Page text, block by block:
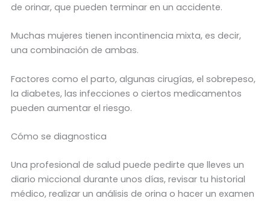
de orinar, que pueden terminar en un accidente.
Muchas mujeres tienen incontinencia mixta, es decir,
una combinación de ambas.
Factores como el parto, algunas cirugías, el sobrepeso,
la diabetes, las infecciones o ciertos medicamentos
pueden aumentar el riesgo.
Cómo se diagnostica
Una profesional de salud puede pedirte que lleves un
diario miccional durante unos días, revisar tu historial
médico, realizar un análisis de orina o hacer un examen